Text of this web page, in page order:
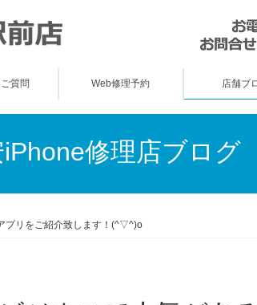
質問 Web修理予約 店舗ブ
修理店ブログ
プリをご紹介致します！(^▽^)o